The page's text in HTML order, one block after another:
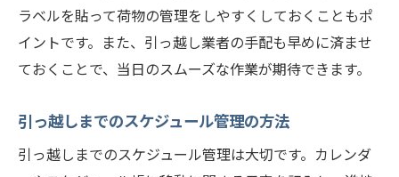
近隣への挨拶とコミュニケーションの取り
方
札幌市中央区の特性を活かした引っ越し計
引っ越し時のストレスを減らす工夫
単身引っ越しの荷造りを効率化する方法
ラベルを貼って荷物の管理をしやすくしておくこともポ
イントです。また、引っ越し業者の手配も早めに済ませ
ておくことで、当日のスムーズな作業が期待できます。
引っ越しまでのスケジュール管理の方法
引っ越しまでのスケジュール管理は大切です。カレンダ